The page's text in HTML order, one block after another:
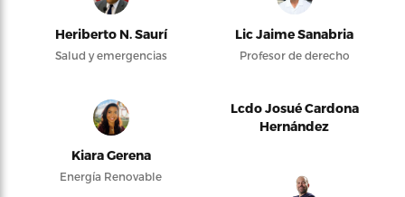
Heriberto N. Saurí
Salud y emergencias
Lic Jaime Sanabria
Profesor de derecho
Kiara Gerena
Energía Renovable
Lcdo Josué Cardona
Hernández